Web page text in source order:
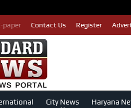
paper Contact Us Register
City News Haryana